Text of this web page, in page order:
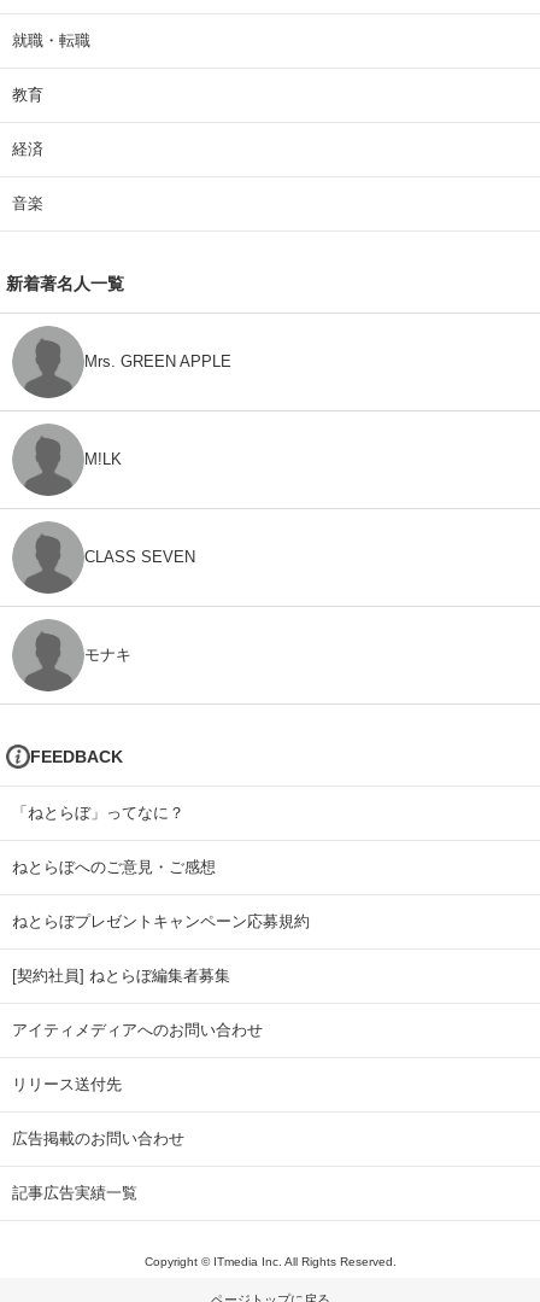
就職・転職
教育
経済
音楽
新着著名人一覧
Mrs. GREEN APPLE
M!LK
CLASS SEVEN
モナキ
FEEDBACK
「ねとらぼ」ってなに？
ねとらぼへのご意見・ご感想
ねとらぼプレゼントキャンペーン応募規約
[契約社員] ねとらぼ編集者募集
アイティメディアへのお問い合わせ
リリース送付先
広告掲載のお問い合わせ
記事広告実績一覧
Copyright © ITmedia Inc. All Rights Reserved.